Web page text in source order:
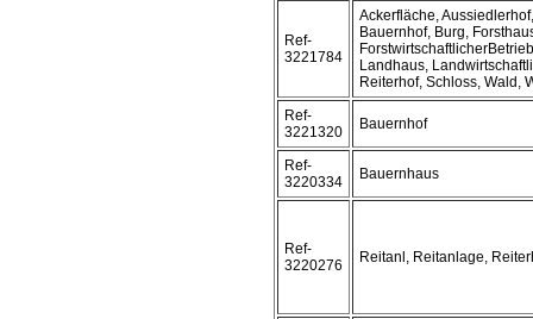
Ref-
3221784
Ackerfläche,
Bauernhof, Burg,
Landhaus,
Reiterhof, Schloss, Wald,
Ref-
3221320
Bauernhof
Ref-
3220334
Bauernhaus
Ref-
3220276
Reitanl, Reitanlage,